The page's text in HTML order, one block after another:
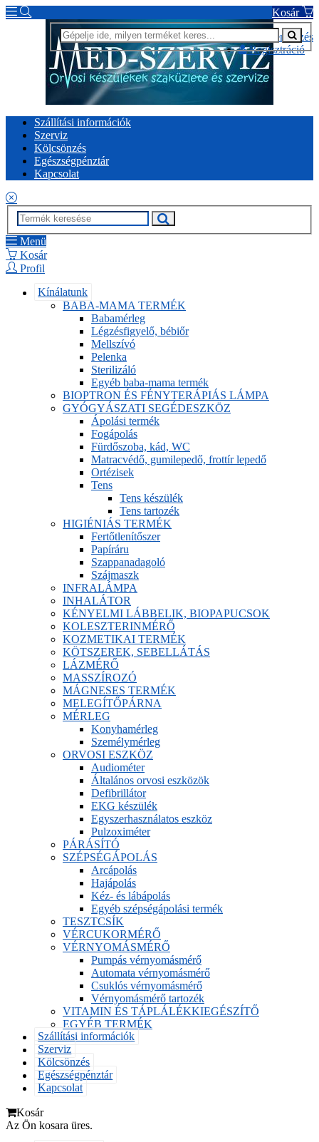
Kosár
Bejelentkezés
Regisztráció
Szállítási információk
Szerviz
Kölcsönzés
Egészségpénztár
Kapcsolat
Menü
Kosár
Profil
Kínálatunk
BABA-MAMA TERMÉK
Babamérleg
Légzésfigyelő, bébiőr
Mellszívó
Pelenka
Sterilizáló
Egyéb baba-mama termék
BIOPTRON ÉS FÉNYTERÁPIÁS LÁMPA
GYÓGYÁSZATI SEGÉDESZKÖZ
Ápolási termék
Fogápolás
Fürdőszoba, kád, WC
Matracvédő, gumilepedő, frottír lepedő
Ortézisek
Tens
Tens készülék
Tens tartozék
HIGIÉNIÁS TERMÉK
Fertőtlenítőszer
Papíráru
Szappanadagoló
Szájmaszk
INFRALÁMPA
INHALÁTOR
KÉNYELMI LÁBBELIK, BIOPAPUCSOK
KOLESZTERINMÉRŐ
KOZMETIKAI TERMÉK
KÖTSZEREK, SEBELLÁTÁS
LÁZMÉRŐ
MASSZÍROZÓ
MÁGNESES TERMÉK
MELEGÍTŐPÁRNA
MÉRLEG
Konyhamérleg
Személymérleg
ORVOSI ESZKÖZ
Audiométer
Általános orvosi eszközök
Defibrillátor
EKG készülék
Egyszerhasználatos eszköz
Pulzoximéter
PÁRÁSÍTÓ
SZÉPSÉGÁPOLÁS
Arcápolás
Hajápolás
Kéz- és lábápolás
Egyéb szépségápolási termék
TESZTCSÍK
VÉRCUKORMÉRŐ
VÉRNYOMÁSMÉRŐ
Pumpás vérnyomásmérő
Automata vérnyomásmérő
Csuklós vérnyomásmérő
Vérnyomásmérő tartozék
VITAMIN ÉS TÁPLÁLÉKKIEGÉSZÍTŐ
EGYÉB TERMÉK
Szállítási információk
Szerviz
Kölcsönzés
Egészségpénztár
Kapcsolat
Kosár
Az Ön kosara üres.